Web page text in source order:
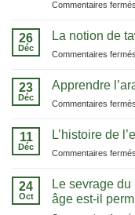
Commentaires fermés
26
Déc
La notion de
Commentaires fermés
23
Déc
Apprendre
Commentaires fermés
11
Déc
L’histoire de
Commentaires fermés
24
Oct
Le sevrage du
âge est-il